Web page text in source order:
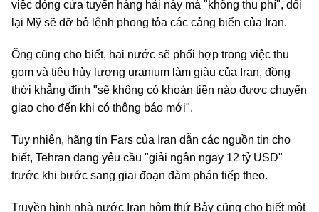
việc đóng cửa tuyến hàng hải này mà "không thu phí", đổi
lại Mỹ sẽ dỡ bỏ lệnh phong tỏa các cảng biển của Iran.
Ông cũng cho biết, hai nước sẽ phối hợp trong việc thu
gom và tiêu hủy lượng uranium làm giàu của Iran, đồng
thời khẳng định "sẽ không có khoản tiền nào được chuyển
giao cho đến khi có thông báo mới".
Tuy nhiên, hãng tin Fars của Iran dẫn các nguồn tin cho
biết, Tehran đang yêu cầu "giải ngân ngay 12 tỷ USD"
trước khi bước sang giai đoạn đàm phán tiếp theo.
Truyền hình nhà nước Iran hôm thứ Bảy cũng cho biết một